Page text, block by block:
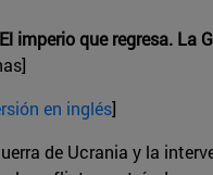
El imperio que regresa. La
en inglés]
de Ucrania y la